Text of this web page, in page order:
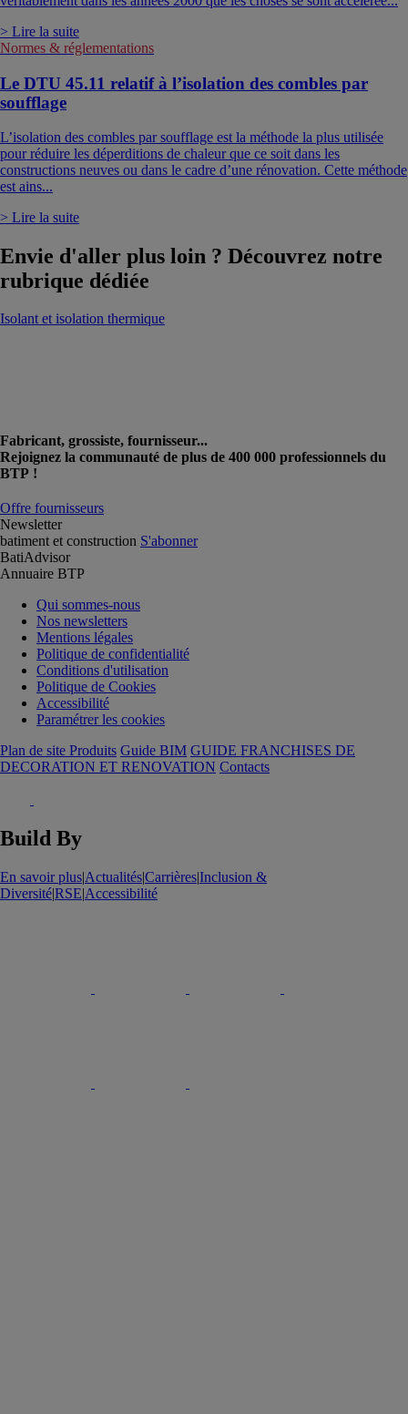
> Lire la suite
Normes & réglementations
Le DTU 45.11 relatif à l’isolation des combles par
soufflage
L’isolation des combles par soufflage est la méthode la plus utilisée
pour réduire les déperditions de chaleur que ce soit dans les
constructions neuves ou dans le cadre d’une rénovation. Cette méthode
est ains...
> Lire la suite
Envie d'aller plus loin ? Découvrez notre
rubrique dédiée
Isolant et isolation thermique
Fabricant, grossiste, fournisseur...
Rejoignez la communauté de plus de 400 000 professionnels du
BTP !
Offre fournisseurs
Newsletter
batiment et construction S'abonner
BatiAdvisor
Annuaire BTP
Qui sommes-nous
Nos newsletters
Mentions légales
Politique de confidentialité
Conditions d'utilisation
Politique de Cookies
Accessibilité
Paramétrer les cookies
Plan de site Produits Guide BIM GUIDE FRANCHISES DE
DECORATION ET RENOVATION Contacts
Build By
En savoir plus|Actualités|Carrières|Inclusion &
Diversité|RSE|Accessibilité